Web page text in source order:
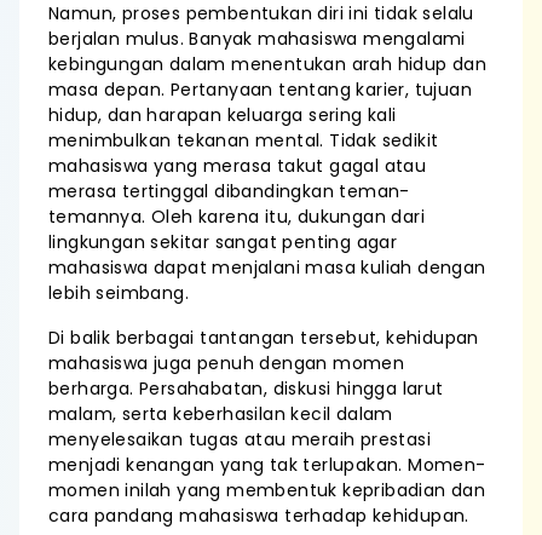
Namun, proses pembentukan diri ini tidak selalu
berjalan mulus. Banyak mahasiswa mengalami
kebingungan dalam menentukan arah hidup dan
masa depan. Pertanyaan tentang karier, tujuan
hidup, dan harapan keluarga sering kali
menimbulkan tekanan mental. Tidak sedikit
mahasiswa yang merasa takut gagal atau
merasa tertinggal dibandingkan teman-
temannya. Oleh karena itu, dukungan dari
lingkungan sekitar sangat penting agar
mahasiswa dapat menjalani masa kuliah dengan
lebih seimbang.
Di balik berbagai tantangan tersebut, kehidupan
mahasiswa juga penuh dengan momen
berharga. Persahabatan, diskusi hingga larut
malam, serta keberhasilan kecil dalam
menyelesaikan tugas atau meraih prestasi
menjadi kenangan yang tak terlupakan. Momen-
momen inilah yang membentuk kepribadian dan
cara pandang mahasiswa terhadap kehidupan.